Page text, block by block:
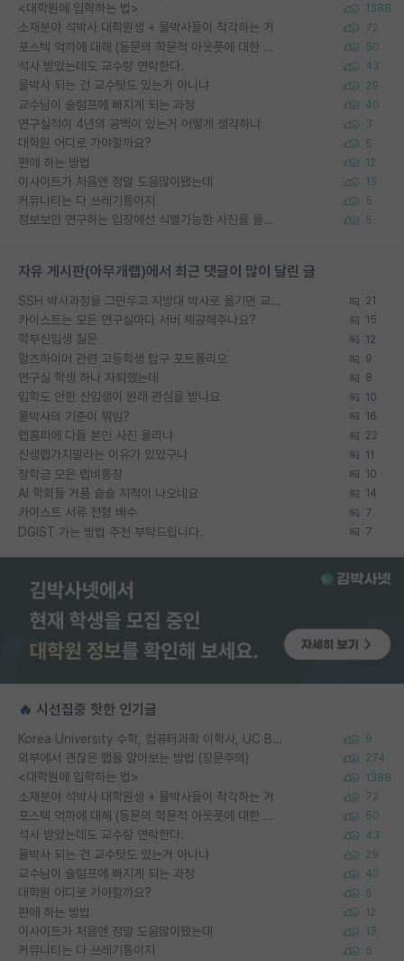
<대학원에 입학하는 법> 1388
소재분야 석박사 대학원생 + 물박사들이 착각하는 거 72
포스텍 억까에 대해 (동문의 학문적 아웃풋에 대한 반박) 50
석사 받았는데도 교수랑 연락한다. 43
물박사 되는 건 교수탓도 있는거 아니냐 29
교수님이 슬럼프에 빠지게 되는 과정 40
연구실적이 4년의 공백이 있는거 어떻게 생각하냐 3
대학원 어디로 가야할까요? 5
편애 하는 방법 12
이사이트가 처음엔 정말 도움많이됐는데 13
커뮤니티는 다 쓰레기통이지 5
정보보안 연구하는 입장에선 식별가능한 사진을 올리는건 비추이긴함 5
자유 게시판(아무개랩)에서 최근 댓글이 많이 달린 글
SSH 박사과정을 그만두고 지방대 박사로 옮기면 교수의 꿈은 끝일까요? 21
카이스트는 모든 연구실마다 서버 제공해주나요? 15
학부신입생 질문 12
알츠하이머 관련 고등학생 탐구 포트폴리오 9
연구실 학생 하나 자퇴했는데 8
입학도 안한 신입생이 원래 관심을 받나요 10
물박사의 기준이 뭐임? 16
랩홈피에 다들 본인 사진 올리냐 22
신생랩가지말라는 이유가 있었구나 11
장학금 모은 랩비통장 10
AI 학회들 거품 슬슬 지적이 나오네요 14
카이스트 서류 전형 배수 7
DGIST 가는 방법 추천 부탁드립니다. 7
🔥 시선집중 핫한 인기글
Korea University 수학, 컴퓨터과학 이학사, UC Berkeley 산업공학 대학원 공학박사가 되는 것은 쉽지 않겠죠? 9
외부에서 괜찮은 랩을 알아보는 방법 (장문주의) 274
<대학원에 입학하는 법> 1388
소재분야 석박사 대학원생 + 물박사들이 착각하는 거 72
포스텍 억까에 대해 (동문의 학문적 아웃풋에 대한 반박) 50
석사 받았는데도 교수랑 연락한다. 43
물박사 되는 건 교수탓도 있는거 아니냐 29
교수님이 슬럼프에 빠지게 되는 과정 40
대학원 어디로 가야할까요? 5
편애 하는 방법 12
이사이트가 처음엔 정말 도움많이됐는데 13
커뮤니티는 다 쓰레기통이지 5